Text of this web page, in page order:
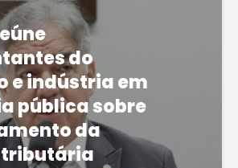
do
e indústria em
pública sobre
da